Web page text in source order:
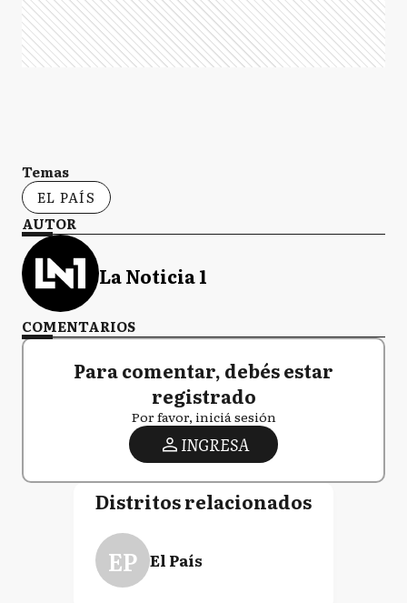
Temas
EL PAÍS
AUTOR
La Noticia 1
COMENTARIOS
Para comentar, debés estar
registrado
Por favor, iniciá sesión
INGRESA
Distritos relacionados
EP El País